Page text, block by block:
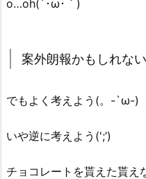
o…oh(´･ω･｀)
案外朗報かもしれない
でもよく考えよう(。-`ω-)
いや逆に考えよう(';’)
チョコレートを貰えた貰え